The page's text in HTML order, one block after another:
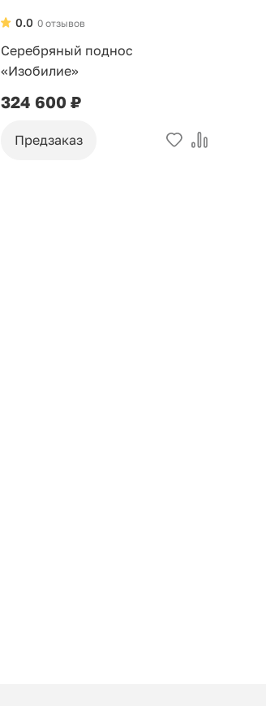
0 отзывов
0.0
Серебряный поднос
«Изобилие»
324 600 ₽
Предзаказ